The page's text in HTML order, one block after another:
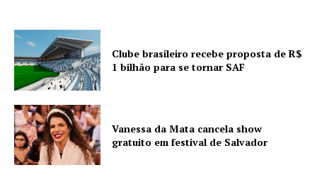
Clube brasileiro recebe proposta de R$
1 bilhão para se tornar SAF
Vanessa da Mata cancela show
gratuito em festival de Salvador